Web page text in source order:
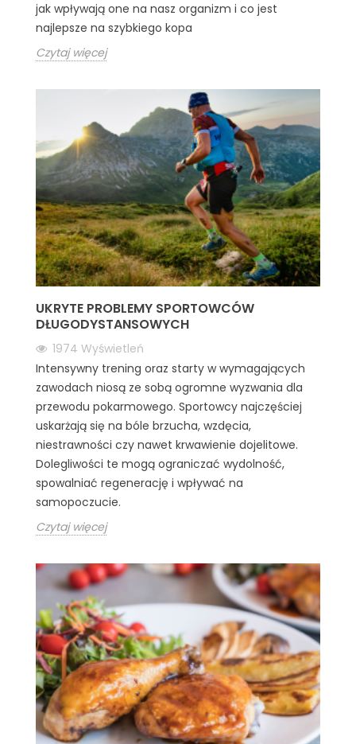
jak wpływają one na nasz organizm i co jest
najlepsze na szybkiego kopa
Czytaj więcej
UKRYTE PROBLEMY SPORTOWCÓW
DŁUGODYSTANSOWYCH
1974 Wyświetleń
Intensywny trening oraz starty w wymagających
zawodach niosą ze sobą ogromne wyzwania dla
przewodu pokarmowego. Sportowcy najczęściej
uskarżają się na bóle brzucha, wzdęcia,
niestrawności czy nawet krwawienie dojelitowe.
Dolegliwości te mogą ograniczać wydolność,
spowalniać regenerację i wpływać na
samopoczucie.
Czytaj więcej